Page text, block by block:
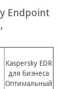
Endpoint
Kaspersky EDR
для бизнеса
Оптимальный